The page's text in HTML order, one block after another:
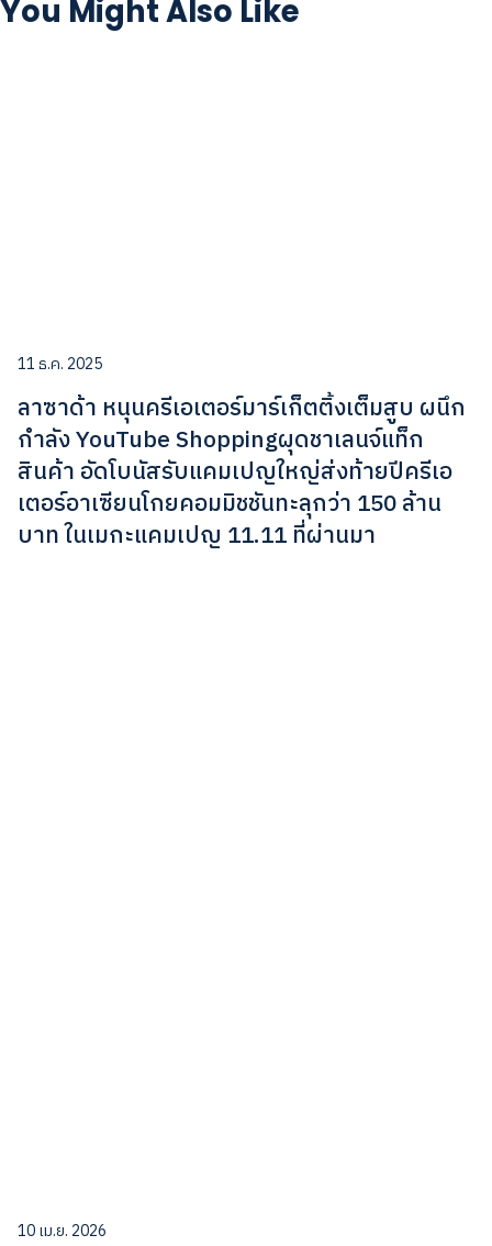
You Might Also Like
11 ธ.ค. 2025
ลาซาด้า หนุนครีเอเตอร์มาร์เก็ตติ้งเต็มสูบ ผนึก
กำลัง YouTube Shoppingผุดชาเลนจ์แท็ก
สินค้า อัดโบนัสรับแคมเปญใหญ่ส่งท้ายปีครีเอ
เตอร์อาเซียนโกยคอมมิชชันทะลุกว่า 150 ล้าน
บาท ในเมกะแคมเปญ 11.11 ที่ผ่านมา
10 เม.ย. 2026